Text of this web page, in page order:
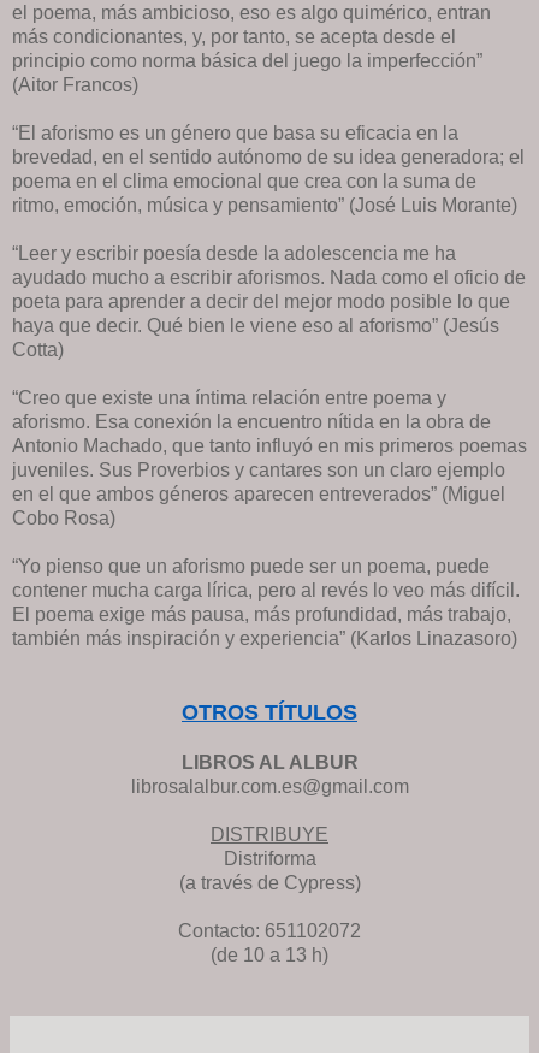
el poema, más ambicioso, eso es algo quimérico, entran
más condicionantes, y, por tanto, se acepta desde el
principio como norma básica del juego la imperfección”
(Aitor Francos)
“El aforismo es un género que basa su eficacia en la
brevedad, en el sentido autónomo de su idea generadora; el
poema en el clima emocional que crea con la suma de
ritmo, emoción, música y pensamiento” (José Luis Morante)
“Leer y escribir poesía desde la adolescencia me ha
ayudado mucho a escribir aforismos. Nada como el oficio de
poeta para aprender a decir del mejor modo posible lo que
haya que decir. Qué bien le viene eso al aforismo” (Jesús
Cotta)
“Creo que existe una íntima relación entre poema y
aforismo. Esa conexión la encuentro nítida en la obra de
Antonio Machado, que tanto influyó en mis primeros poemas
juveniles. Sus Proverbios y cantares son un claro ejemplo
en el que ambos géneros aparecen entreverados” (Miguel
Cobo Rosa)
“Yo pienso que un aforismo puede ser un poema, puede
contener mucha carga lírica, pero al revés lo veo más difícil.
El poema exige más pausa, más profundidad, más trabajo,
también más inspiración y experiencia” (Karlos Linazasoro)
OTROS TÍTULOS
LIBROS AL ALBUR
librosalalbur.com.es@gmail.com
DISTRIBUYE
Distriforma
(a través de Cypress)
Contacto: 651102072
(de 10 a 13 h)